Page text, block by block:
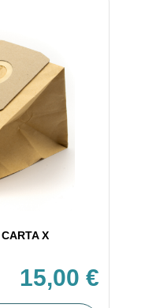
X
15,00 €